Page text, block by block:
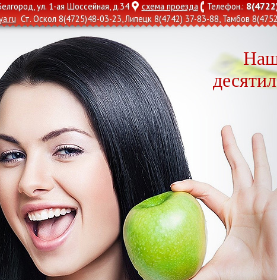
ул. 1-ая Шоссейная, д.34 схема проезда Телефон.:
Ст. Оскол 8(4725)48-03-23, Липецк 8(4742) 37-83-88, Тамбов